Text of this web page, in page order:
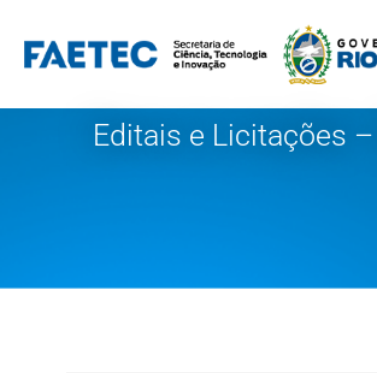
Pular
Editais e Licitações